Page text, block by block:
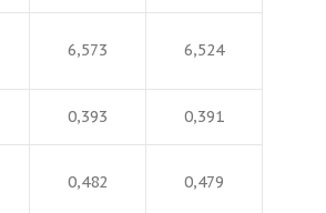
6,573 6,524
0,393 0,391
0,482 0,479